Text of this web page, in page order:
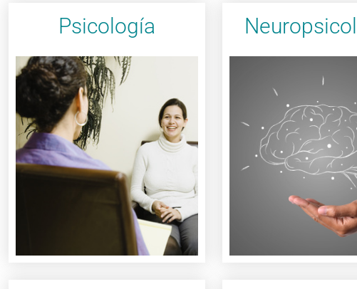
Psicología
Vivir con plenitud es
posible. Juntos
construiremos el
proceso de cambio con
el que alcanzarás tu
bienestar psicológico.
Quiero saber mas
“Todo hombre
escultor de su
cerebro”
Estimulamos
rehabilitamos
procesos
emocionales
funciones
Quiero saber mas